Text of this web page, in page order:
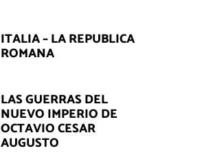
ITALIA – LA REPUBLICA
ROMANA
LAS GUERRAS DEL
NUEVO IMPERIO DE
OCTAVIO CESAR
AUGUSTO